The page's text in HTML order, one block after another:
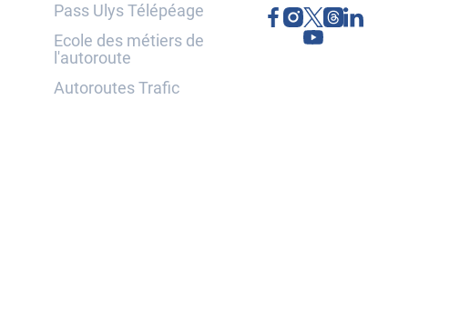
Pass Ulys Télépéage
Ecole des métiers de
l'autoroute
Autoroutes Trafic